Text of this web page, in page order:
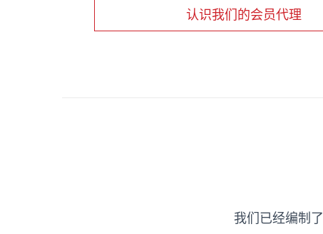
认识我们的会员代理
我们已经编制了